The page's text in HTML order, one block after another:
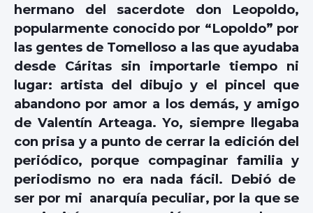
hermano del sacerdote don Leopoldo,
popularmente conocido por “Lopoldo” por
las gentes de Tomelloso a las que ayudaba
desde Cáritas sin importarle tiempo ni
lugar: artista del dibujo y el pincel que
abandono por amor a los demás, y amigo
de Valentín Arteaga. Yo, siempre llegaba
con prisa y a punto de cerrar la edición del
periódico, porque compaginar familia y
periodismo no era nada fácil. Debió de
ser por mi anarquía peculiar, por la que se